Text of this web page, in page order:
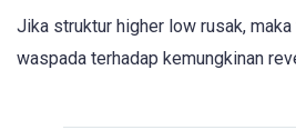
Jika struktur higher low rusak,
waspada terhadap kemungkinan